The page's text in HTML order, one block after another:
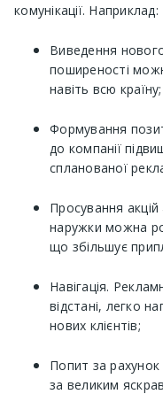
комунікації. Наприклад:
Виведення
поширеності
навіть всю країну;
Формування
до компанії
спланованої
Просування
наружки можна
що збільшує
Навігація.
відстані, легко
нових клієнтів;
Попит за
за великим